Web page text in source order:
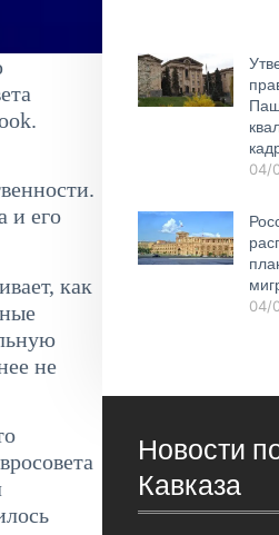
и его
как
не
04/
04/
Новости
Кавказа